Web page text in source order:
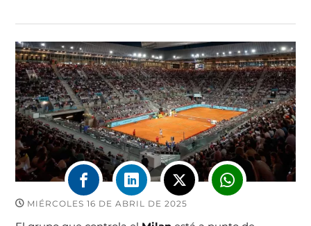
MIÉRCOLES 16 DE ABRIL DE 2025